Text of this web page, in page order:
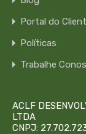
Portal do
Políticas
Trabalhe
ACLF
LTDA
CNPJ: